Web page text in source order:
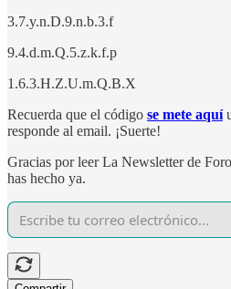
3.7.y.n.D.9.n.b.3.f
9.4.d.m.Q.5.z.k.f.p
1.6.3.H.Z.U.m.Q.B.X
Recuerda que el código se mete aquí
responde al email. ¡Suerte!
Gracias por leer La Newsletter de
has hecho ya.